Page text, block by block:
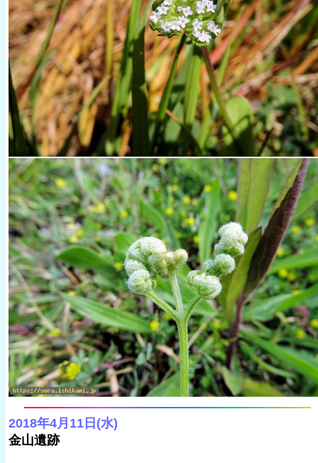
2018年4月11日(水)
金山遺跡